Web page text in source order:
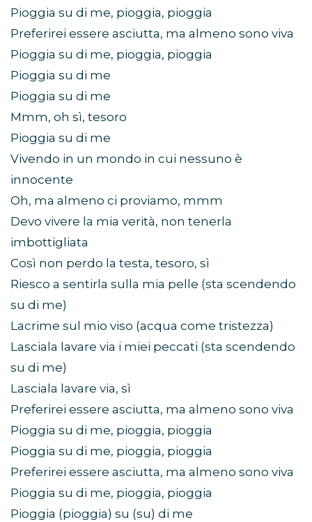
Pioggia su di me, pioggia, pioggia
Preferirei essere asciutta, ma almeno sono viva
Pioggia su di me, pioggia, pioggia
Pioggia su di me
Pioggia su di me
Mmm, oh sì, tesoro
Pioggia su di me
Vivendo in un mondo in cui nessuno è
innocente
Oh, ma almeno ci proviamo, mmm
Devo vivere la mia verità, non tenerla
imbottigliata
Così non perdo la testa, tesoro, sì
Riesco a sentirla sulla mia pelle (sta scendendo
su di me)
Lacrime sul mio viso (acqua come tristezza)
Lasciala lavare via i miei peccati (sta scendendo
su di me)
Lasciala lavare via, sì
Preferirei essere asciutta, ma almeno sono viva
Pioggia su di me, pioggia, pioggia
Pioggia su di me, pioggia, pioggia
Preferirei essere asciutta, ma almeno sono viva
Pioggia su di me, pioggia, pioggia
Pioggia (pioggia) su (su) di me